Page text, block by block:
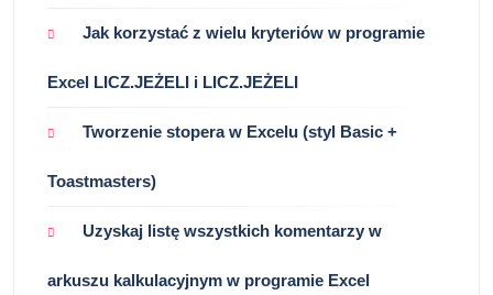
Jak korzystać z wielu kryteriów w programie
Excel LICZ.JEŻELI i LICZ.JEŻELI
Tworzenie stopera w Excelu (styl Basic +
Toastmasters)
Uzyskaj listę wszystkich komentarzy w
arkuszu kalkulacyjnym w programie Excel